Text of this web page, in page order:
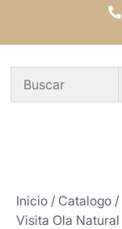
Inicio / Catalogo /
Visita Ola Natural